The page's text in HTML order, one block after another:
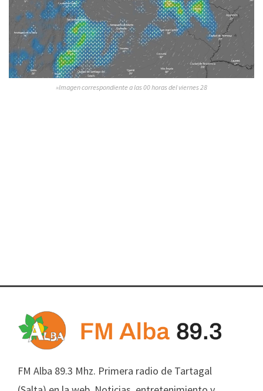
»Imagen correspondiente a las 00 horas del viernes 28
FM Alba 89.3 Mhz. Primera radio de Tartagal